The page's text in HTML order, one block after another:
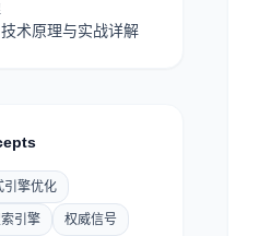
术原理与实战详解
引擎优化
引擎 权威信号